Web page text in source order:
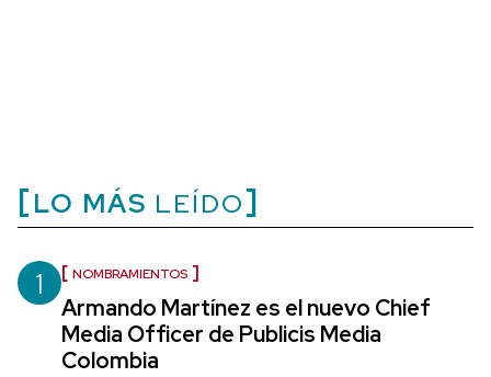
LO MÁS LEÍDO
1 NOMBRAMIENTOS
Armando Martínez es el nuevo Chief
Media Officer de Publicis Media
Colombia